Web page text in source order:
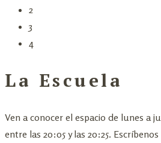
2
3
4
La Escuela
Ven a conocer el espacio de lunes a
entre las 20:05 y las 20:25. Escríbenos